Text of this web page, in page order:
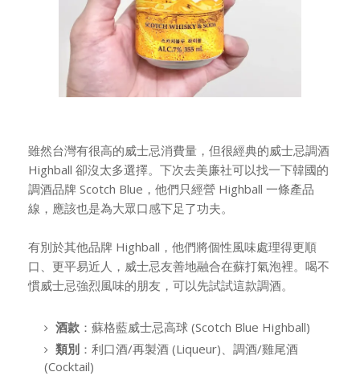
雖然台灣有很高的威士忌消費量，但很經典的威士忌調酒
Highball 卻沒太多選擇。下次去美廉社可以找一下韓國的
調酒品牌 Scotch Blue，他們只經營 Highball 一條產品
線，應該也是為大眾口感下足了功夫。
有別於其他品牌 Highball，他們將個性風味處理得更順
口、更平易近人，威士忌友善地融合在蘇打氣泡裡。喝不
慣威士忌強烈風味的朋友，可以先試試這款調酒。
酒款 ：蘇格藍威士忌高球 (Scotch Blue Highball)
類別 ：利口酒/再製酒 (Liqueur)、調酒/雞尾酒
(Cocktail)